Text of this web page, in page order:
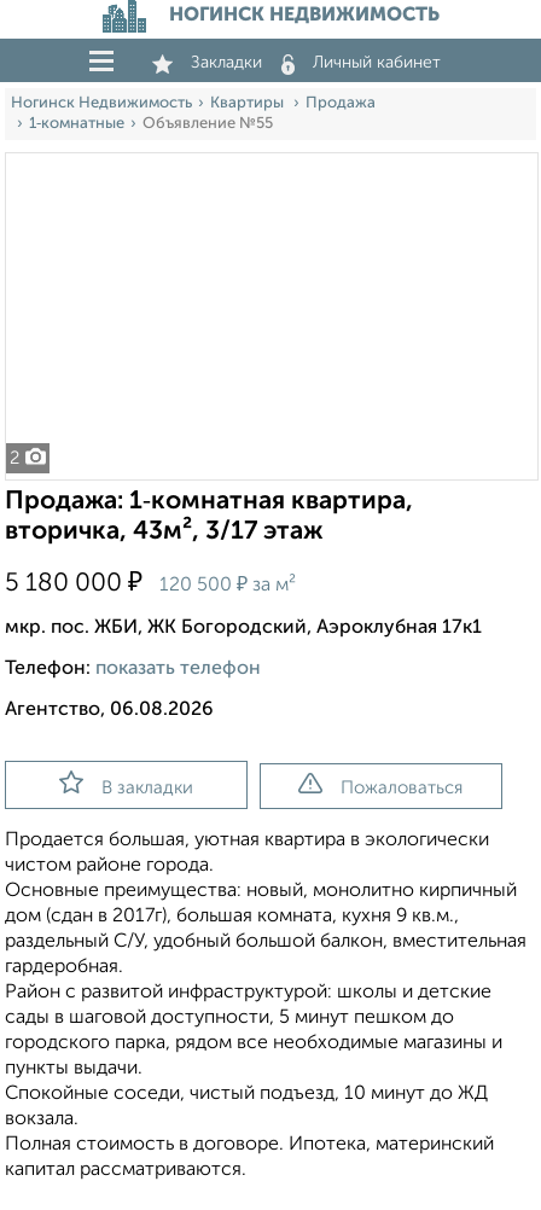
НОГИНСК НЕДВИЖИМОСТЬ
Закладки Личный кабинет
Ногинск Недвижимость Квартиры
Продажа
1‑комнатные
Объявление №55
2
Продажа: 1‑комнатная квартира,
вторичка, 43м², 3/17 этаж
5 180 000 ₽ 120 500 ₽ за м²
мкр. пос. ЖБИ, ЖК Богородский, Аэроклубная 17к1
Телефон: показать телефон
Агентство, 06.08.2026
В закладки Пожаловаться
Продается большая, уютная квартира в экологически
чистом районе города.
Основные преимущества: новый, монолитно кирпичный
дом (сдан в 2017г), большая комната, кухня 9 кв.м.,
раздельный С/У, удобный большой балкон, вместительная
гардеробная.
Район с развитой инфраструктурой: школы и детские
сады в шаговой доступности, 5 минут пешком до
городского парка, рядом все необходимые магазины и
пункты выдачи.
Спокойные соседи, чистый подъезд, 10 минут до ЖД
вокзала.
Полная стоимость в договоре. Ипотека, материнский
капитал рассматриваются.